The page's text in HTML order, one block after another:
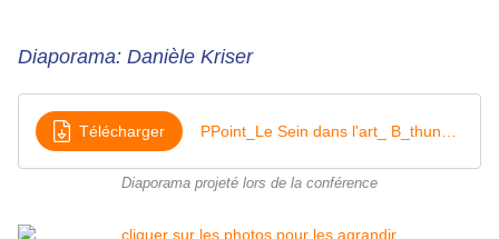
Diaporama: Danièle Kriser
Télécharger
Diaporama projeté lors de la conférence